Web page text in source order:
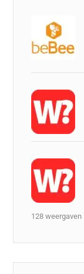
128 weergaven